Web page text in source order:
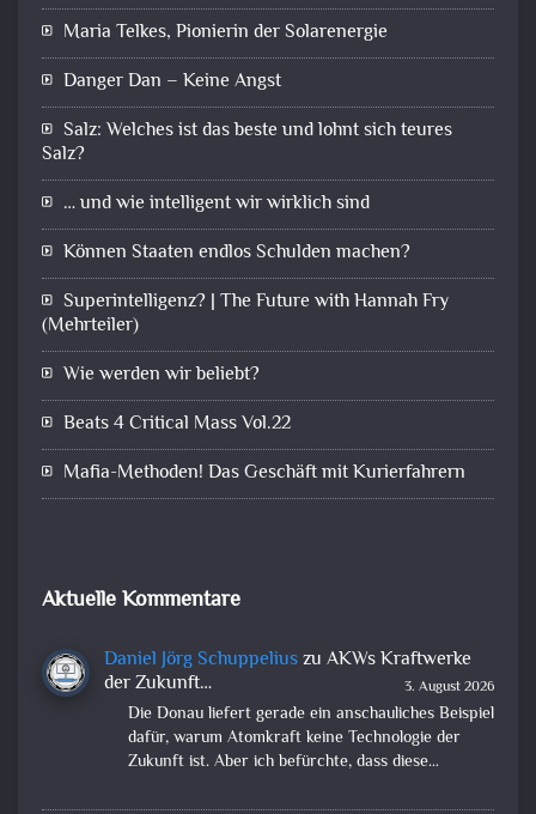
Maria Telkes, Pionierin der Solarenergie
Danger Dan – Keine Angst
Salz: Welches ist das beste und lohnt sich teures
Salz?
… und wie intelligent wir wirklich sind
Können Staaten endlos Schulden machen?
Superintelligenz? | The Future with Hannah Fry
(Mehrteiler)
Wie werden wir beliebt?
Beats 4 Critical Mass Vol.22
Mafia-Methoden! Das Geschäft mit Kurierfahrern
Aktuelle Kommentare
Daniel Jörg Schuppeliuszu AKWs Kraftwerke
der Zukunft…
3. August 2026
Die Donau liefert gerade ein anschauliches Beispiel
dafür, warum Atomkraft keine Technologie der
Zukunft ist. Aber ich befürchte, dass diese…